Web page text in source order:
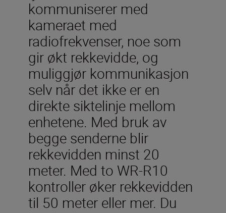
kommuniserer med
kameraet med
radiofrekvenser, noe som
gir økt rekkevidde, og
muliggjør kommunikasjon
selv når det ikke er en
direkte siktelinje mellom
enhetene. Med bruk av
begge senderne blir
rekkevidden minst 20
meter. Med to WR-R10
kontroller øker rekkevidden
til 50 meter eller mer. Du